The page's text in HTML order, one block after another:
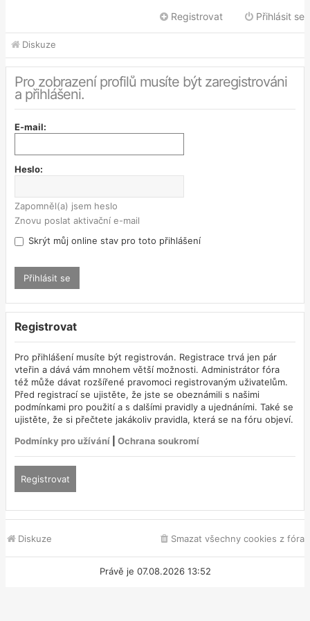
Přihlásit se
Registrovat
Diskuze
Pro zobrazení profilů musíte být zaregistrováni
a přihlášeni.
E-mail:
Heslo:
Zapomněl(a) jsem heslo
Znovu poslat aktivační e-mail
Skrýt můj online stav pro toto přihlášení
Registrovat
Pro přihlášení musíte být registrován. Registrace trvá jen pár
vteřin a dává vám mnohem větší možnosti. Administrátor fóra
též může dávat rozšířené pravomoci registrovaným uživatelům.
Před registrací se ujistěte, že jste se obeznámili s našimi
podmínkami pro použití a s dalšími pravidly a ujednáními. Také se
ujistěte, že si přečtete jakákoliv pravidla, která se na fóru objeví.
Podmínky pro užívání
Ochrana soukromí
Registrovat
Diskuze Smazat všechny cookies z fóra
Právě je 07.08.2026 13:52